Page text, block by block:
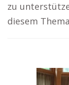
zu
diesem